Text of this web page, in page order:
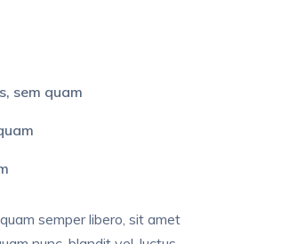
sem quam
semper libero, sit amet